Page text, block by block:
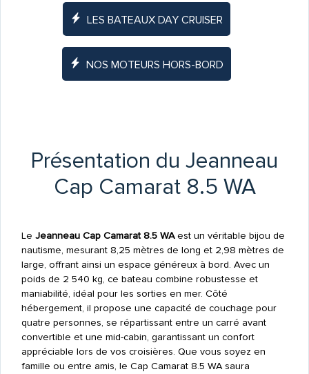
LES BATEAUX DAY CRUISER
NOS MOTEURS HORS-BORD
Présentation du Jeanneau
Cap Camarat 8.5 WA
Le Jeanneau Cap Camarat 8.5 WAest un véritable bijou de
nautisme, mesurant 8,25 mètres de long et 2,98 mètres de
large, offrant ainsi un espace généreux à bord. Avec un
poids de 2 540 kg, ce bateau combine robustesse et
maniabilité, idéal pour les sorties en mer. Côté
hébergement, il propose une capacité de couchage pour
quatre personnes, se répartissant entre un carré avant
convertible et une mid-cabin, garantissant un confort
appréciable lors de vos croisières. Que vous soyez en
famille ou entre amis, le Cap Camarat 8.5 WA saura